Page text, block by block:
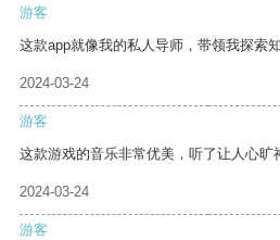
游客
这款app就像我的私人导师，带领我探索知
2024-03-24
游客
这款游戏的音乐非常优美，听了让人心旷
2024-03-24
游客